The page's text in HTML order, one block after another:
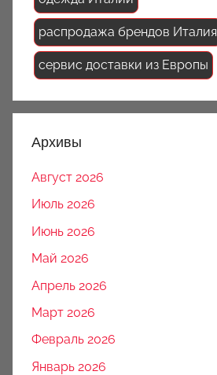
распродажа брендов Италия
сервис доставки из Европы
Архивы
Август 2026
Июль 2026
Июнь 2026
Май 2026
Апрель 2026
Март 2026
Февраль 2026
Январь 2026